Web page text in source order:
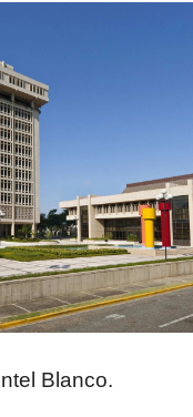
Blanco.